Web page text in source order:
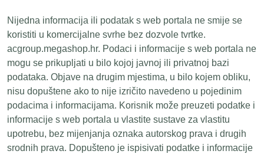
Nijedna informacija ili podatak s web portala ne smije se
koristiti u komercijalne svrhe bez dozvole tvrtke.
acgroup.megashop.hr. Podaci i informacije s web portala ne
mogu se prikupljati u bilo kojoj javnoj ili privatnoj bazi
podataka. Objave na drugim mjestima, u bilo kojem obliku,
nisu dopuštene ako to nije izričito navedeno u pojedinim
podacima i informacijama. Korisnik može preuzeti podatke i
informacije s web portala u vlastite sustave za vlastitu
upotrebu, bez mijenjanja oznaka autorskog prava i drugih
srodnih prava. Dopušteno je ispisivati podatke i informacije